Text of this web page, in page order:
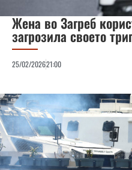
Жена во Загреб
загрозила своето
25/02/202621:00